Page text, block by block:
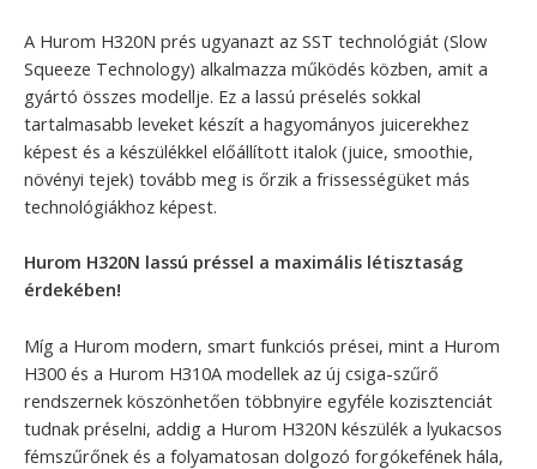
A Hurom H320N prés ugyanazt az SST technológiát (Slow
Squeeze Technology) alkalmazza működés közben, amit a
gyártó összes modellje. Ez a lassú préselés sokkal
tartalmasabb leveket készít a hagyományos juicerekhez
képest és a készülékkel előállított italok (juice, smoothie,
növényi tejek) tovább meg is őrzik a frissességüket más
technológiákhoz képest.
Hurom H320N lassú préssel a maximális létisztaság
érdekében!
Míg a Hurom modern, smart funkciós prései, mint a Hurom
H300 és a Hurom H310A modellek az új csiga-szűrő
rendszernek köszönhetően többnyire egyféle kozisztenciát
tudnak préselni, addig a Hurom H320N készülék a lyukacsos
fémszűrőnek és a folyamatosan dolgozó forgókefének hála,